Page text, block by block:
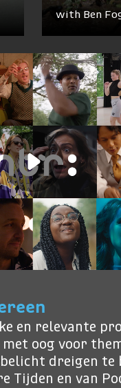
with Ben
en relevante
oog voor
dreigen te
Tijden en van